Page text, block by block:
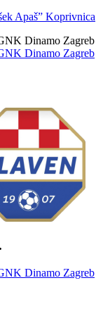
Apaš” Koprivnica
Dinamo Zagreb
Dinamo Zagreb